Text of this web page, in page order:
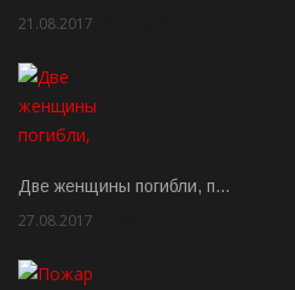
21.08.2017
Две женщины погибли, п…
27.08.2017